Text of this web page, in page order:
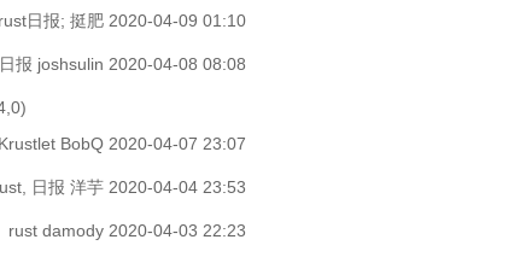
rust日报; 挺肥 2020-04-09 01:10
报 joshsulin 2020-04-08 08:08
BobQ 2020-04-07 23:07
日报 洋芋 2020-04-04 23:53
rust damody 2020-04-03 22:23